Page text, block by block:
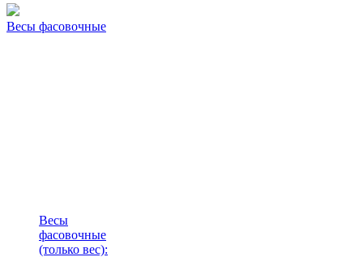
Весы фасовочные
Весы
фасовочные
(только вес):